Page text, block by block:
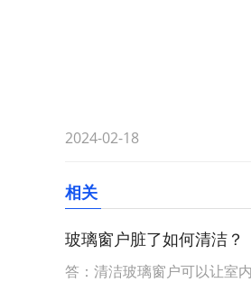
2024-02-18
相关
玻璃窗户脏了如何清洁？
答：清洁玻璃窗户可以让室